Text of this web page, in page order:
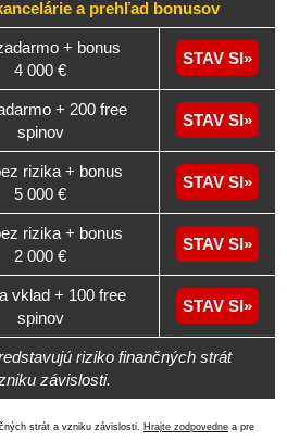
a prehľad bonusov
+ bonus
4 000 €
STAV SI
+ 200 free
spinov
STAV SI
rizika + bonus
5 000 €
STAV SI
rizika + bonus
2 000 €
STAV SI
vklad + 100 free
spinov
STAV SI
riziko finančných strát
závislosti.
strát a vzniku závislosti. Hrajte zodpovedne a pre